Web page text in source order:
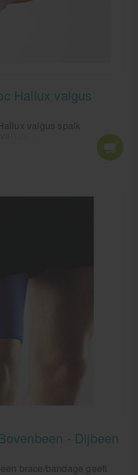
Hallux valgus
valgus spalk
de grote teen,
ValguLoc Hallux
- Dijbeen
brace/bandage geeft